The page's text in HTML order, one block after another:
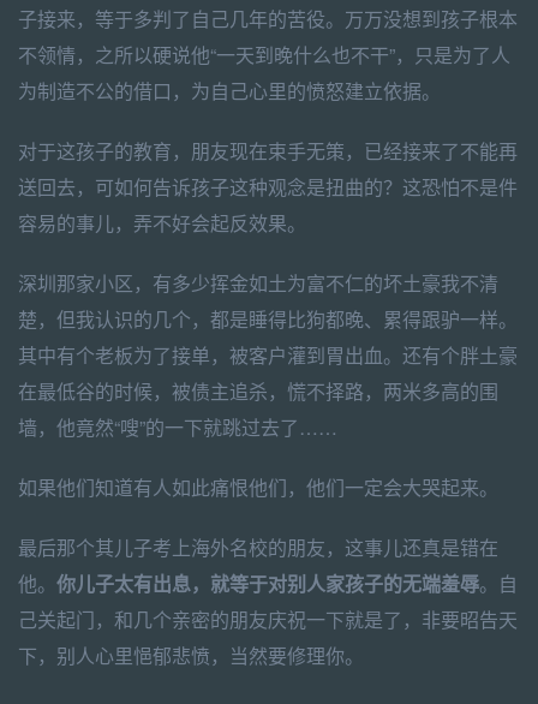
子接来，等于多判了自己几年的苦役。万万没想到孩子根本
不领情，之所以硬说他“一天到晚什么也不干”，只是为了人
为制造不公的借口，为自己心里的愤怒建立依据。
对于这孩子的教育，朋友现在束手无策，已经接来了不能再
送回去，可如何告诉孩子这种观念是扭曲的？这恐怕不是件
容易的事儿，弄不好会起反效果。
深圳那家小区，有多少挥金如土为富不仁的坏土豪我不清
楚，但我认识的几个，都是睡得比狗都晚、累得跟驴一样。
其中有个老板为了接单，被客户灌到胃出血。还有个胖土豪
在最低谷的时候，被债主追杀，慌不择路，两米多高的围
墙，他竟然“嗖”的一下就跳过去了……
如果他们知道有人如此痛恨他们，他们一定会大哭起来。
最后那个其儿子考上海外名校的朋友，这事儿还真是错在
他。 你儿子太有出息，就等于对别人家孩子的无端羞辱。自
己关起门，和几个亲密的朋友庆祝一下就是了，非要昭告天
下，别人心里悒郁悲愤，当然要修理你。